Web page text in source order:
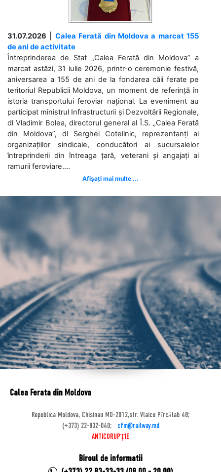
31.07.2026
Calea Ferată din Moldova a marcat 155
de ani de activitate
Întreprinderea de Stat „Calea Ferată din Moldova” a
marcat astăzi, 31 iulie 2026, printr-o ceremonie festivă,
aniversarea a 155 de ani de la fondarea căii ferate pe
teritoriul Republicii Moldova, un moment de referință în
istoria transportului feroviar național. La eveniment au
participat ministrul Infrastructurii și Dezvoltării Regionale,
dl Vladimir Bolea, directorul general al Î.S. „Calea Ferată
din Moldova”, dl Serghei Cotelinic, reprezentanți ai
organizațiilor sindicale, conducători ai sucursalelor
întreprinderii din întreaga țară, veterani și angajați ai
ramurii feroviare....
Afișați mai multe ...
Calea Ferata din Moldova
Republica Moldova, Chisinau MD-2012,str. Vlaicu Pîrcălab 48;
(+373) 22-832-040;
cfm@railway.md
ANTICORUPȚIE
Biroul de informatii